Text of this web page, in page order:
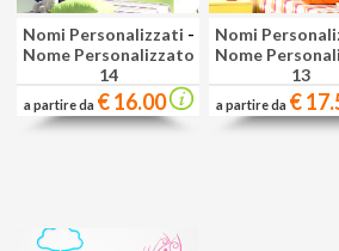
Nomi Personalizzati -
Nome Personalizzato
14
a partire da € 16.00
Nomi
Nome
13
a partire da €